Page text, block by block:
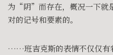
为“阴”而存在，概况一下就
对的记号和要素的。
……班吉克斯的表情不仅仅有